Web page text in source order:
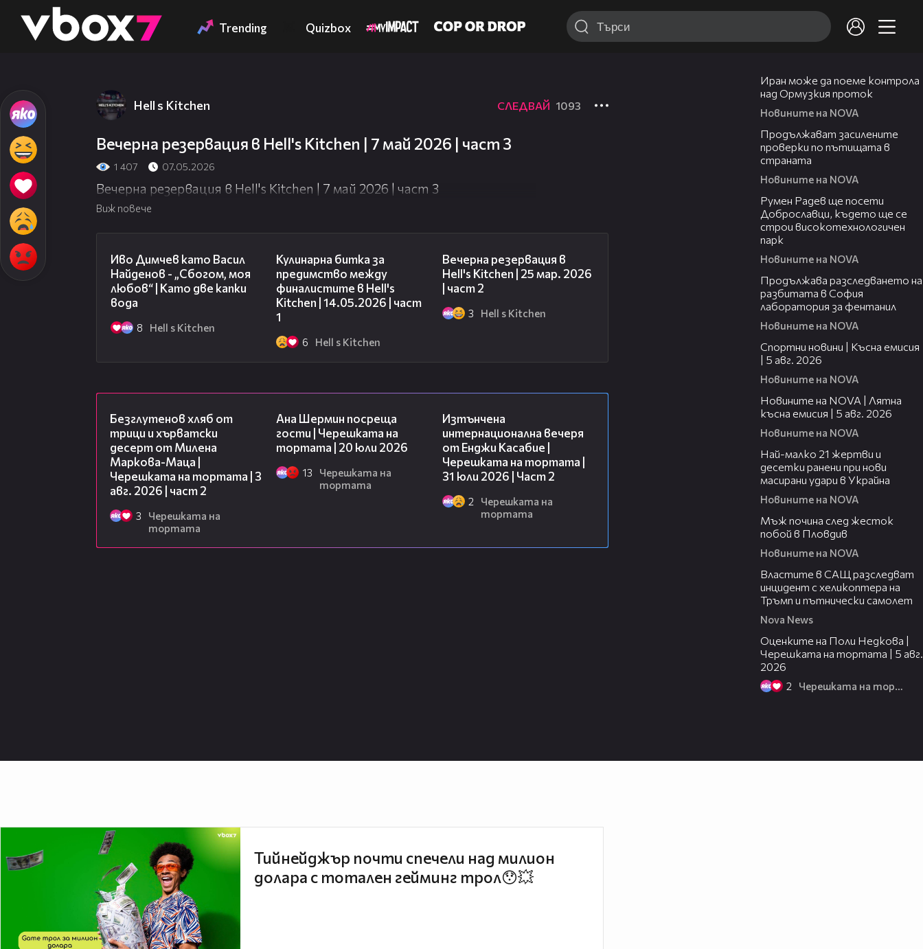
👾 Trending Quizbox
Hell s Kitchen СЛЕДВАЙ 1093
Вечерна резервация в Hell's Kitchen | 7 май 2026 | част 3
1 407 07.05.2026
Вечерна резервация в Hell's Kitchen | 7 май 2026 | част 3
Виж повече
Иво Димчев като Васил
Найденов - „Сбогом, моя
любов“ | Като две капки
вода
8 Hell s Kitchen
Кулинарна битка за
предимство между
финалистите в Hell's
Kitchen | 14.05.2026 | част
1
6 Hell s Kitchen
Вечерна резервация в
Hell's Kitchen | 25 мар. 2026
| част 2
3 Hell s Kitchen
Безглутенов хляб от
трици и хърватски
десерт от Милена
Маркова-Маца |
Черешката на тортата | 3
авг. 2026 | част 2
3
Черешката на
тортата
Ана Шермин посреща
гости | Черешката на
тортата | 20 юли 2026
13
Черешката на
тортата
Изтънчена
интернационална вечеря
от Енджи Касабие |
Черешката на тортата |
31 юли 2026 | Част 2
2
Черешката на
тортата
Иран може да поеме контрола
над Ормузкия проток
Новините на NOVA
Продължават засилените
проверки по пътищата в
страната
Новините на NOVA
Румен Радев ще посети
Доброславци, където ще се
строи високотехнологичен
парк
Новините на NOVA
Продължава разследването на
разбитата в София
лаборатория за фентанил
Новините на NOVA
Спортни новини | Късна емисия
| 5 авг. 2026
Новините на NOVA
Новините на NOVA | Лятна
късна емисия | 5 авг. 2026
Новините на NOVA
Най-малко 21 жертви и
десетки ранени при нови
масирани удари в Украйна
Новините на NOVA
Мъж почина след жесток
побой в Пловдив
Новините на NOVA
Властите в САЩ разследват
инцидент с хеликоптера на
Тръмп и пътнически самолет
Nova News
Оценките на Поли Недкова |
Черешката на тортата | 5 авг.
2026
2 Черешката на тортата
Тийнейджър почти спечели над милион
долара с тотален гейминг трол😯💥